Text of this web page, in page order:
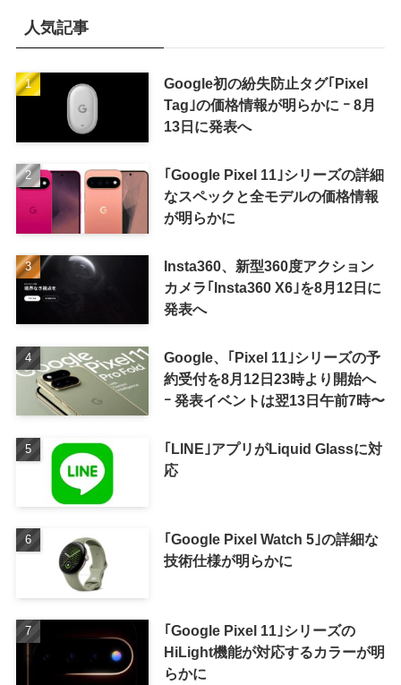
人気記事
Google初の紛失防止タグ｢Pixel
Tag｣の価格情報が明らかに ｰ 8月
13日に発表へ
｢Google Pixel 11｣シリーズの詳細
なスペックと全モデルの価格情報
が明らかに
Insta360、新型360度アクション
カメラ｢Insta360 X6｣を8月12日に
発表へ
Google、｢Pixel 11｣シリーズの予
約受付を8月12日23時より開始へ
ｰ 発表イベントは翌13日午前7時〜
｢LINE｣アプリがLiquid Glassに対
応
｢Google Pixel Watch 5｣の詳細な
技術仕様が明らかに
｢Google Pixel 11｣シリーズの
HiLight機能が対応するカラーが明
らかに